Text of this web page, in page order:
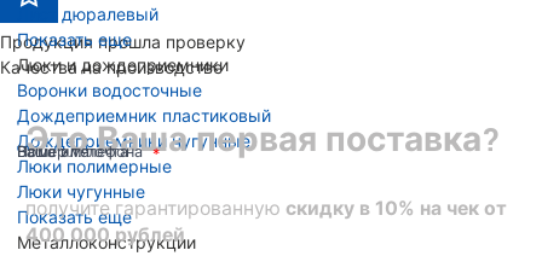
Лист дюралевый
Показать еще
Люки и дождеприемники
Воронки водосточные
Дождеприемник пластиковый
Дождеприемники чугунные
Люки полимерные
Люки чугунные
Показать еще
Металлоконструкции
Продукция прошла проверку
Качества на производстве
Это Ваша первая поставка?
получите гарантированную скидку в 10% на чек от
400 000 рублей
Ваше имя
Номер телефона
Ваша эл. почта